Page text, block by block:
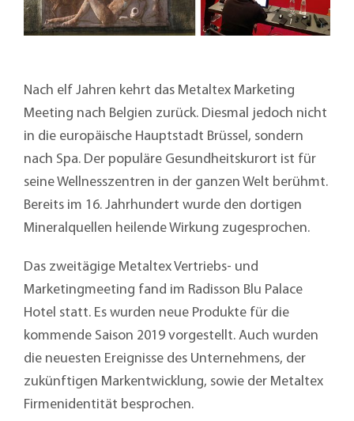
Nach elf Jahren kehrt das Metaltex Marketing
Meeting nach Belgien zurück. Diesmal jedoch nicht
in die europäische Hauptstadt Brüssel, sondern
nach Spa. Der populäre Gesundheitskurort ist für
seine Wellnesszentren in der ganzen Welt berühmt.
Bereits im 16. Jahrhundert wurde den dortigen
Mineralquellen heilende Wirkung zugesprochen.
Das zweitägige Metaltex Vertriebs- und
Marketingmeeting fand im Radisson Blu Palace
Hotel statt. Es wurden neue Produkte für die
kommende Saison 2019 vorgestellt. Auch wurden
die neuesten Ereignisse des Unternehmens, der
zukünftigen Markentwicklung, sowie der Metaltex
Firmenidentität besprochen.